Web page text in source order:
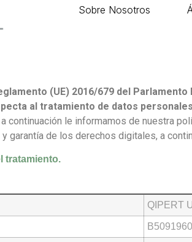
Sobre Nosotros
(UE) 2016/679 del
al tratamiento de datos
a continuación le informamos de nuestra
garantía de los derechos digitales, a
tratamiento.
QIPERT